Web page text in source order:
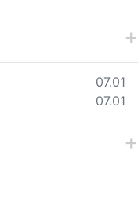
등록일
07.01
등록일
07.01